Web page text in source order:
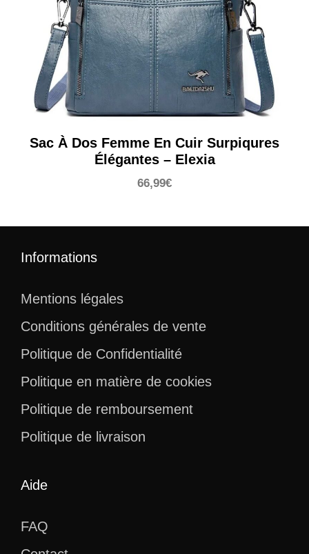
Sac À Dos Femme En Cuir Surpiqures
Élégantes – Elexia
66,99€
Informations
Mentions légales
Conditions générales de vente
Politique de Confidentialité
Politique en matière de cookies
Politique de remboursement
Politique de livraison
Aide
FAQ